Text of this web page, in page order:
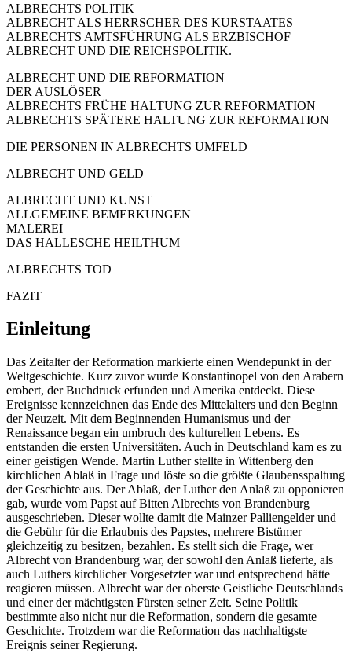
ALBRECHTS POLITIK
ALBRECHT ALS HERRSCHER DES KURSTAATES
ALBRECHTS AMTSFÜHRUNG ALS ERZBISCHOF
ALBRECHT UND DIE REICHSPOLITIK.
ALBRECHT UND DIE REFORMATION
DER AUSLÖSER
ALBRECHTS FRÜHE HALTUNG ZUR REFORMATION
ALBRECHTS SPÄTERE HALTUNG ZUR REFORMATION
DIE PERSONEN IN ALBRECHTS UMFELD
ALBRECHT UND GELD
ALBRECHT UND KUNST
ALLGEMEINE BEMERKUNGEN
MALEREI
DAS HALLESCHE HEILTHUM
ALBRECHTS TOD
FAZIT
Einleitung
Das Zeitalter der Reformation markierte einen Wendepunkt in der
Weltgeschichte. Kurz zuvor wurde Konstantinopel von den Arabern
erobert, der Buchdruck erfunden und Amerika entdeckt. Diese
Ereignisse kennzeichnen das Ende des Mittelalters und den Beginn
der Neuzeit. Mit dem Beginnenden Humanismus und der
Renaissance began ein umbruch des kulturellen Lebens. Es
entstanden die ersten Universitäten. Auch in Deutschland kam es zu
einer geistigen Wende. Martin Luther stellte in Wittenberg den
kirchlichen Ablaß in Frage und löste so die größte Glaubensspaltung
der Geschichte aus. Der Ablaß, der Luther den Anlaß zu opponieren
gab, wurde vom Papst auf Bitten Albrechts von Brandenburg
ausgeschrieben. Dieser wollte damit die Mainzer Palliengelder und
die Gebühr für die Erlaubnis des Papstes, mehrere Bistümer
gleichzeitig zu besitzen, bezahlen. Es stellt sich die Frage, wer
Albrecht von Brandenburg war, der sowohl den Anlaß lieferte, als
auch Luthers kirchlicher Vorgesetzter war und entsprechend hätte
reagieren müssen. Albrecht war der oberste Geistliche Deutschlands
und einer der mächtigsten Fürsten seiner Zeit. Seine Politik
bestimmte also nicht nur die Reformation, sondern die gesamte
Geschichte. Trotzdem war die Reformation das nachhaltigste
Ereignis seiner Regierung.